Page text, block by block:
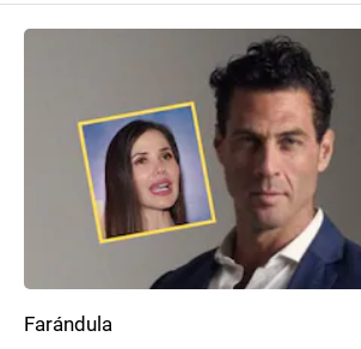
Farándula